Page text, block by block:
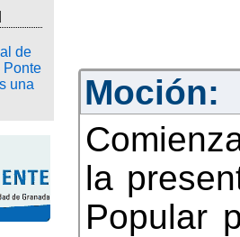
Moción:
la
Popular